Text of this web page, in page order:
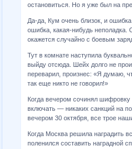
остановиться. Но я уже был на
Да-да, Кум очень близок, и
ошибка, какая-нибудь
окажется случайно с боевым
Тут в комнате наступила
выйду отсюда. Шейх долго не
переварил, произнес: «Я думаю,
так еще никто не говорил!»
Когда вечером сочинял
включать — никаких санкций на
вечером 30 октября, все трое
Когда Москва решила наградить
поленился составить наградной